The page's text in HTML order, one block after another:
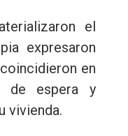
el
expresaron
en
de espera y
vivienda.